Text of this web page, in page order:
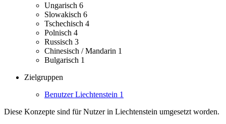
Ungarisch 6
Slowakisch 6
Tschechisch 4
Polnisch 4
Russisch 3
Chinesisch / Mandarin 1
Bulgarisch 1
Zielgruppen
Benutzer Liechtenstein 1
Diese Konzepte sind für Nutzer in Liechtenstein umgesetzt worden.